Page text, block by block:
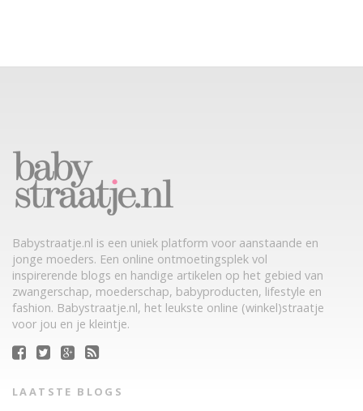
Babystraatje.nl is een uniek platform voor aanstaande en
jonge moeders. Een online ontmoetingsplek vol
inspirerende blogs en handige artikelen op het gebied van
zwangerschap, moederschap, babyproducten, lifestyle en
fashion. Babystraatje.nl, het leukste online (winkel)straatje
voor jou en je kleintje.
LAATSTE BLOGS